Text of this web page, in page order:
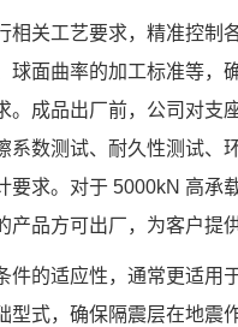
相关工艺要求，精准控制
球面曲率的加工标准等，
。成品出厂前，公司对支
系数测试、耐久性测试、
要求。对于 5000kN 高承
产品方可出厂，为客户提
件的适应性，通常更适用
型式，确保隔震层在地震